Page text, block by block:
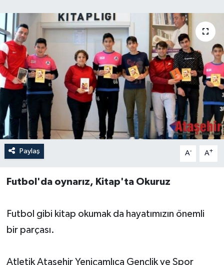
Paylaş A- A+
Futbol'da oynarız, Kitap'ta Okuruz
Futbol gibi kitap okumak da hayatımızın önemli
bir parçası.
Atletik Ataşehir Yeniçamlıca Gençlik ve Spor